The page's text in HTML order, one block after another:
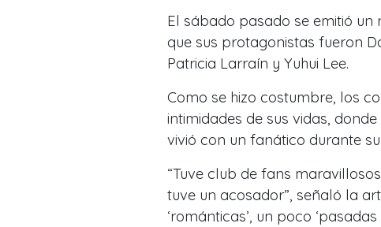
El sábado pasado se emitió un
que sus protagonistas fueron
Patricia Larraín y Yuhui Lee.
Como se hizo costumbre, los
intimidades de sus vidas,
vivió con un fanático durante
“Tuve club de fans
tuve un acosador”, señaló la
‘románticas’, un poco